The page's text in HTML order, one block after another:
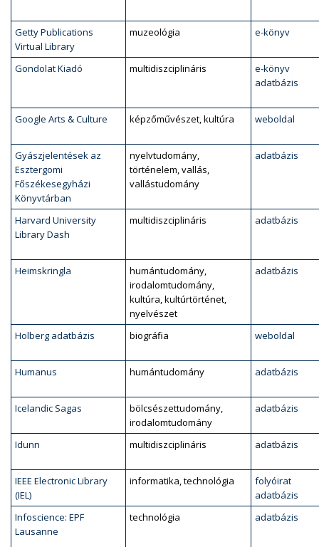
Getty Publications
Virtual Library
muzeológia e-könyv
Gondolat Kiadó multidiszciplináris
e-könyv
adatbázis
Google Arts & Culture képzőművészet, kultúra weboldal
Gyászjelentések az
Esztergomi
Főszékesegyházi
Könyvtárban
nyelvtudomány,
történelem, vallás,
vallástudomány
adatbázis
Harvard University
Library Dash
multidiszciplináris adatbázis
Heimskringla
humántudomány,
irodalomtudomány,
kultúra, kultúrtörténet,
nyelvészet
adatbázis
Holberg adatbázis biográfia weboldal
Humanus humántudomány adatbázis
Icelandic Sagas
bölcsészettudomány,
irodalomtudomány
adatbázis
Idunn multidiszciplináris adatbázis
IEEE Electronic Library
(IEL)
informatika, technológia
folyóirat
adatbázis
Infoscience: EPF
Lausanne
technológia adatbázis